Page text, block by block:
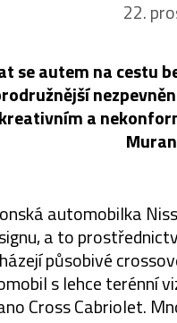
22.
se autem na cestu
a
automobilka
a to
působivé
s lehce terénní
Cross Cabriolet.